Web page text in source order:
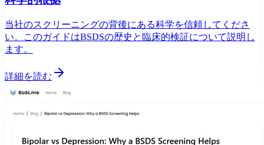
当社のスクリーニングの背後にある科学を信頼してくださ
い。このガイドはBSDSの歴史と臨床的検証について説明し
ます。
詳細を読む